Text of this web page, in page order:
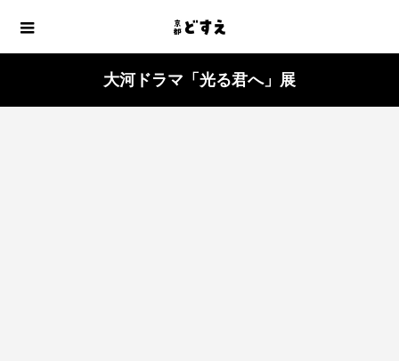
大河ドラマ「光る君へ」展